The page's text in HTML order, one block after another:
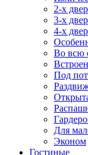
2-х
3-х
4-х
Во всю
Под
Для
Эконом
Гостиные